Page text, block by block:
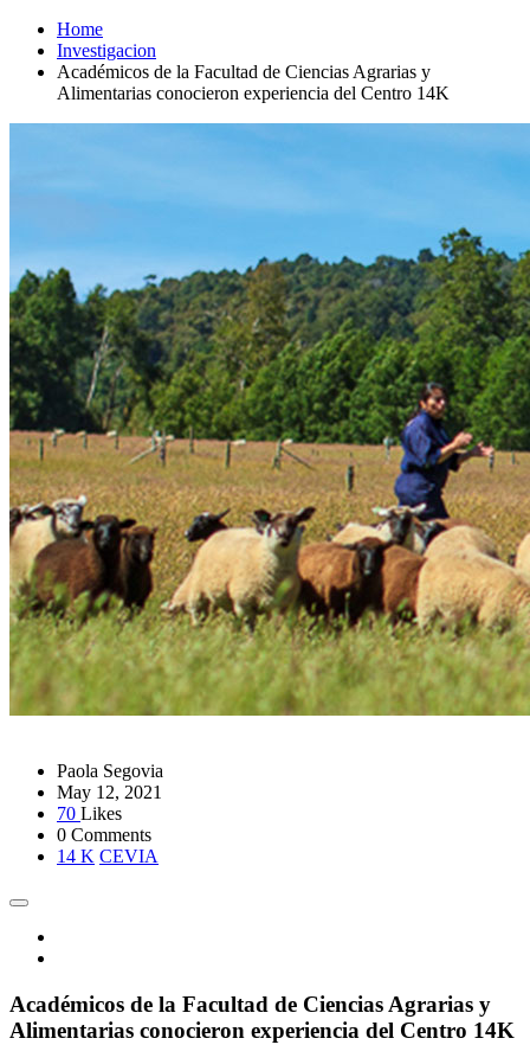
Home
Investigacion
Académicos de la Facultad de Ciencias Agrarias y
Alimentarias conocieron experiencia del Centro 14K
Paola Segovia
May 12, 2021
70 Likes
0 Comments
14 K CEVIA
Académicos de la Facultad de Ciencias Agrarias y
Alimentarias conocieron experiencia del Centro 14K